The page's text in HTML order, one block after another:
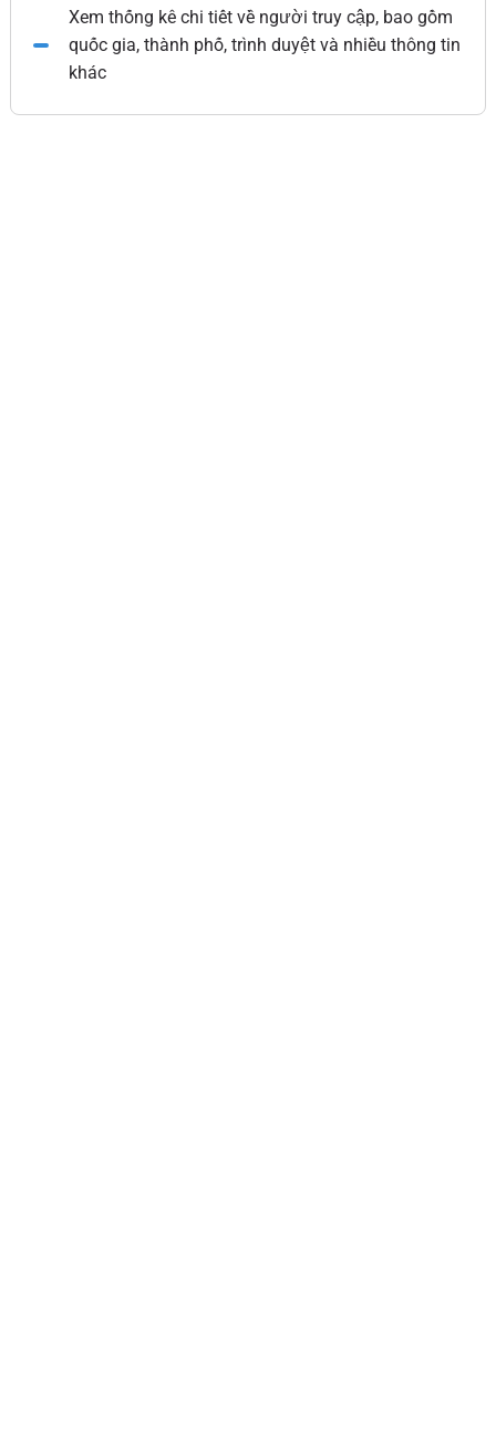
Xem thống kê chi tiết về người truy cập, bao gồm
quốc gia, thành phố, trình duyệt và nhiều thông tin
khác